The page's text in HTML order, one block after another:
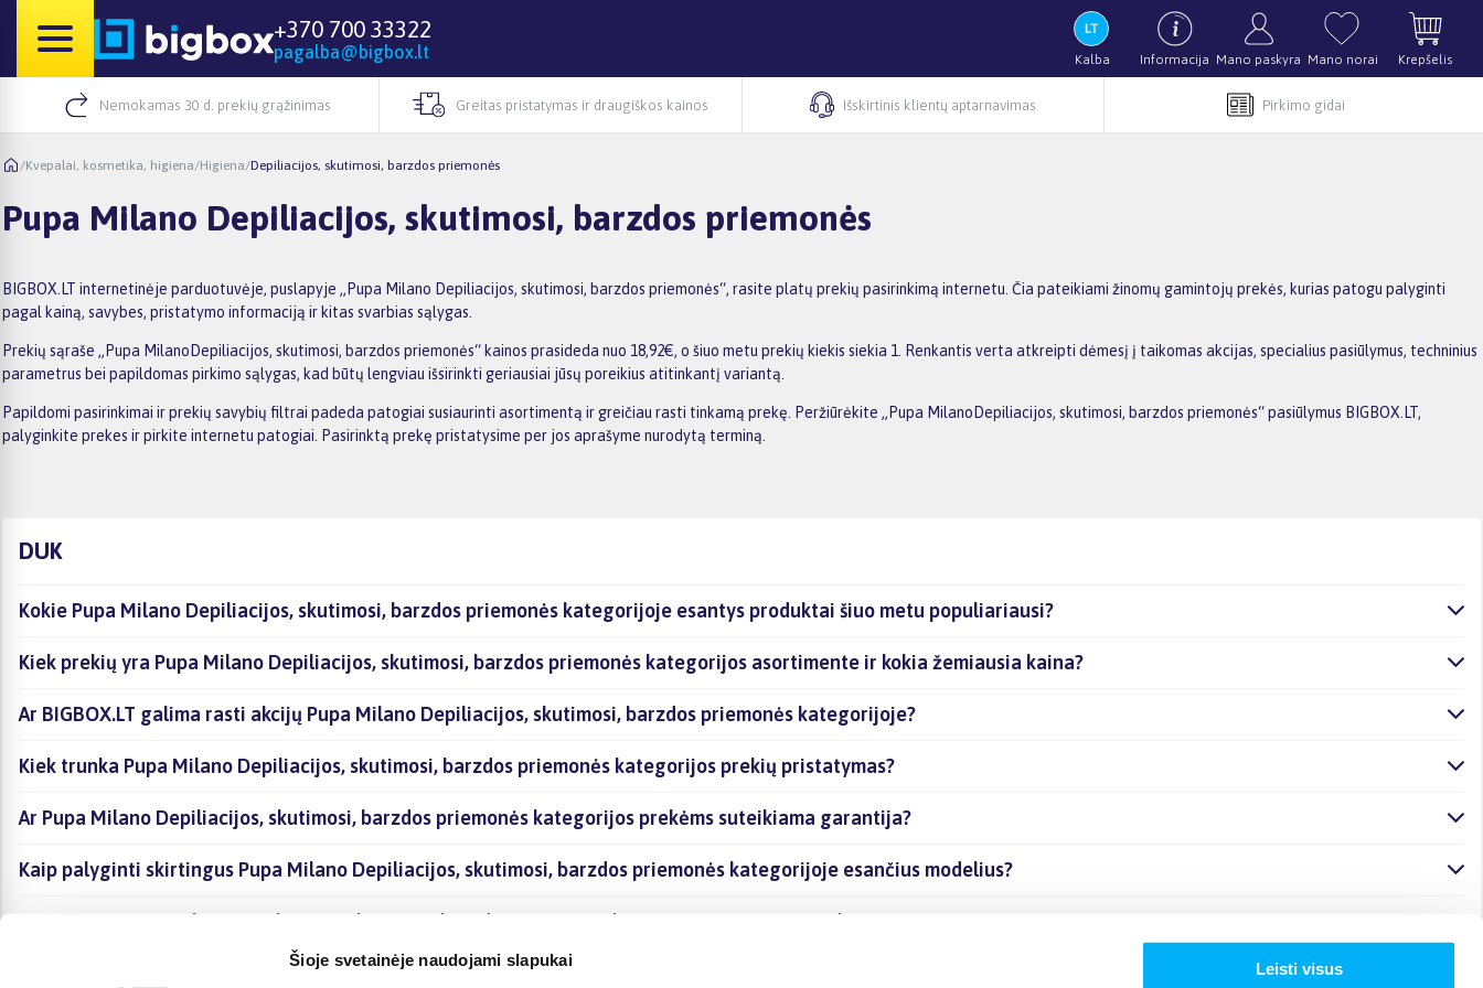
Šioje svetainėje naudojami slapukai
Leisti visus
+370 700 33322
pagalba@bigbox.lt Kalba Informacija Mano paskyra Mano norai Krepšelis
Nemokamas 30 d. prekių grąžinimas Greitas pristatymas ir draugiškos kainos Išskirtinis klientų aptarnavimas Pirkimo gidai
/Kvepalai, kosmetika, higiena/Higiena/Depiliacijos, skutimosi, barzdos priemonės
Pupa Milano Depiliacijos, skutimosi, barzdos priemonės
BIGBOX.LT internetinėje parduotuvėje, puslapyje „Pupa Milano Depiliacijos, skutimosi, barzdos priemonės“, rasite platų prekių pasirinkimą internetu. Čia pateikiami žinomų gamintojų prekės, kurias patogu palyginti
pagal kainą, savybes, pristatymo informaciją ir kitas svarbias sąlygas.
Prekių sąraše „Pupa MilanoDepiliacijos, skutimosi, barzdos priemonės“ kainos prasideda nuo 18,92€, o šiuo metu prekių kiekis siekia 1. Renkantis verta atkreipti dėmesį į taikomas akcijas, specialius pasiūlymus, techninius
parametrus bei papildomas pirkimo sąlygas, kad būtų lengviau išsirinkti geriausiai jūsų poreikius atitinkantį variantą.
Papildomi pasirinkimai ir prekių savybių filtrai padeda patogiai susiaurinti asortimentą ir greičiau rasti tinkamą prekę. Peržiūrėkite „Pupa MilanoDepiliacijos, skutimosi, barzdos priemonės“ pasiūlymus BIGBOX.LT,
palyginkite prekes ir pirkite internetu patogiai. Pasirinktą prekę pristatysime per jos aprašyme nurodytą terminą.
DUK
Kokie Pupa Milano Depiliacijos, skutimosi, barzdos priemonės kategorijoje esantys produktai šiuo metu populiariausi?
Kiek prekių yra Pupa Milano Depiliacijos, skutimosi, barzdos priemonės kategorijos asortimente ir kokia žemiausia kaina?
Ar BIGBOX.LT galima rasti akcijų Pupa Milano Depiliacijos, skutimosi, barzdos priemonės kategorijoje?
Kiek trunka Pupa Milano Depiliacijos, skutimosi, barzdos priemonės kategorijos prekių pristatymas?
Ar Pupa Milano Depiliacijos, skutimosi, barzdos priemonės kategorijos prekėms suteikiama garantija?
Kaip palyginti skirtingus Pupa Milano Depiliacijos, skutimosi, barzdos priemonės kategorijoje esančius modelius?
Kaip įsigyti Pupa Milano Depiliacijos, skutimosi, barzdos priemonės kategorijoje esančias prekes internetu?